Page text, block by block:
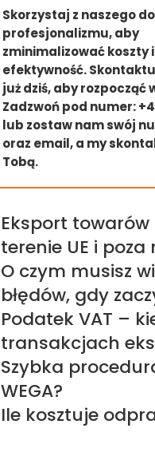
Skorzystaj z naszego
profesjonalizmu, aby
zminimalizować koszty
efektywność.
już dziś, aby rozpocząć
Zadzwoń pod numer:
lub zostaw nam swój
oraz email, a my
Tobą.
Eksport
terenie UE i poza
O czym musisz
błędów, gdy
Podatek VAT –
transakcjach
Szybka
WEGA?
Ile kosztuje